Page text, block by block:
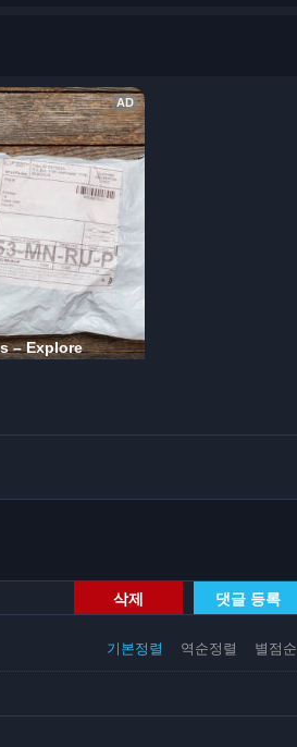
삭제 댓글 등록
기본정렬 역순정렬 별점순